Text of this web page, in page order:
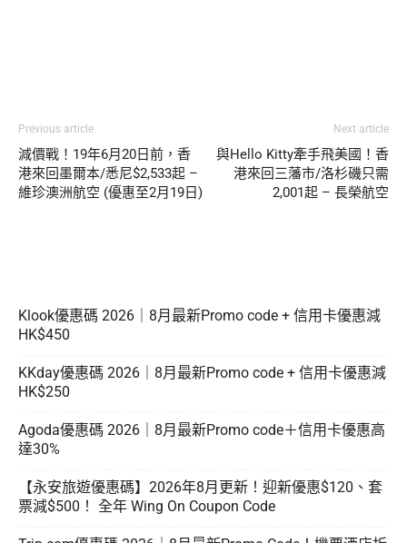
Previous article
減價戰！19年6月20日前，香
港來回墨爾本/悉尼$2,533起 –
維珍澳洲航空 (優惠至2月19日)
Next article
與Hello Kitty牽手飛美國！香
港來回三藩市/洛杉磯只需
2,001起 – 長榮航空
Klook優惠碼 2026｜8月最新Promo code + 信用卡優惠減
HK$450
KKday優惠碼 2026｜8月最新Promo code + 信用卡優惠減
HK$250
Agoda優惠碼 2026｜8月最新Promo code＋信用卡優惠高
達30%
【永安旅遊優惠碼】2026年8月更新！迎新優惠$120、套
票減$500！ 全年 Wing On Coupon Code